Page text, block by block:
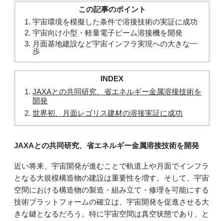
この記事のポイント
宇宙環境を模擬した条件で溶接技術の実証に成功
宇宙向け小型・軽量電子ビーム溶接機を開発
月面基地建設など宇宙インフラ実現への大きな一
歩
INDEX
JAXAとの共同研究、省エネルギー金属溶接技術を
開発
世界初、月面レゴリス建材の溶接実証に成功
JAXAとの共同研究、省エネルギー金属溶接技術を開発
近い将来、宇宙開発が進むことで軌道上や月面でインフラ
となる大規模構造物の建設は重要性を増す。そして、宇宙
空間における構造物の製造・組み立て・修理を可能にする
技術プラットフォームの確立は、宇宙開発を促進させる大
きな鍵となるだろう。特に宇宙空間は真空状態であり、と